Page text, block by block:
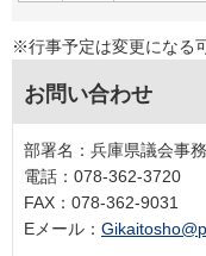
※行事予定は変更になる
お問い合わせ
部署名：兵庫県議会事
電話：078-362-3720
FAX：078-362-9031
Eメール：